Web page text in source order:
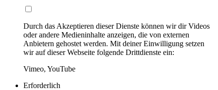
Durch das Akzeptieren dieser Dienste können wir dir Videos
oder andere Medieninhalte anzeigen, die von externen
Anbietern gehostet werden. Mit deiner Einwilligung setzen
wir auf dieser Webseite folgende Drittdienste ein:
Vimeo, YouTube
Erforderlich